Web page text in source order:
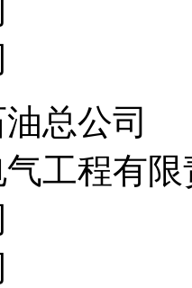
总公司
工程有